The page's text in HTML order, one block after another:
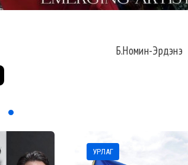
Б.Номин-Эрдэнэ
УРЛАГ